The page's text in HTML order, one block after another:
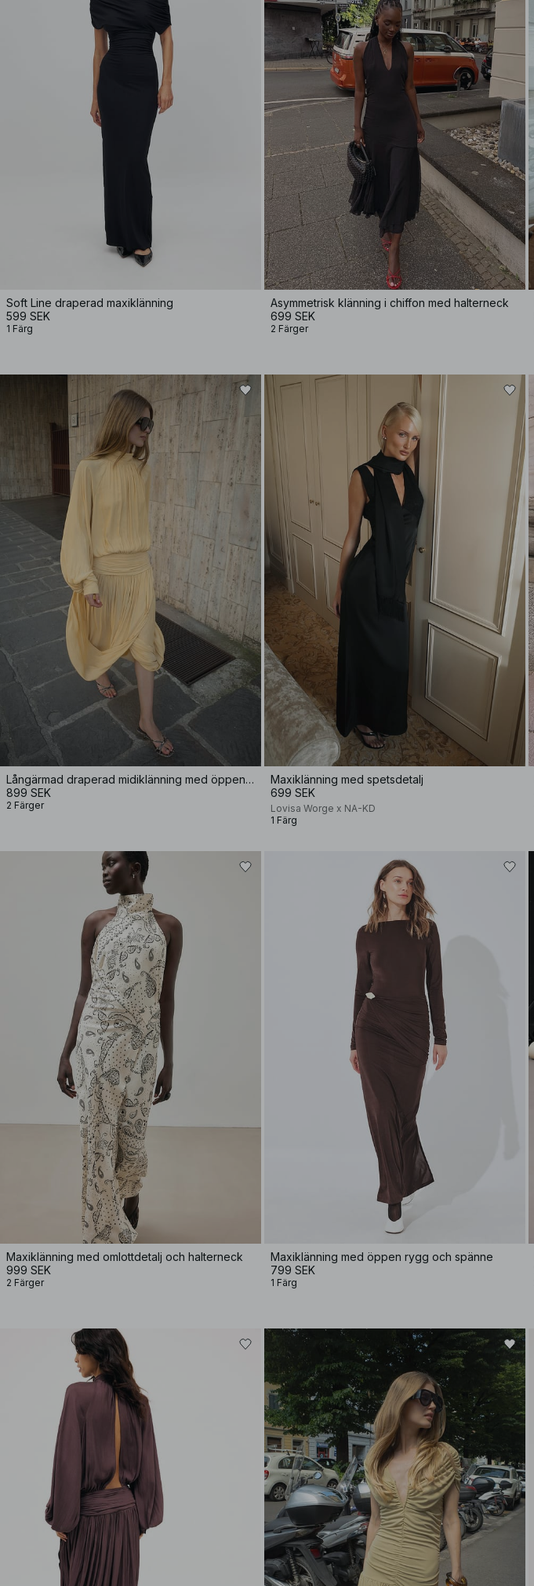
Soft Line draperad maxiklänning
599 SEK
1 Färg
Asymmetrisk klänning i chiffon med halterneck
699 SEK
2 Färger
Långärmad draperad midiklänning med öppen rygg
899 SEK
2 Färger
Maxiklänning med spetsdetalj
699 SEK
Lovisa Worge x NA-KD
1 Färg
Maxiklänning med omlottdetalj och halterneck
999 SEK
2 Färger
Maxiklänning med öppen rygg och spänne
799 SEK
1 Färg